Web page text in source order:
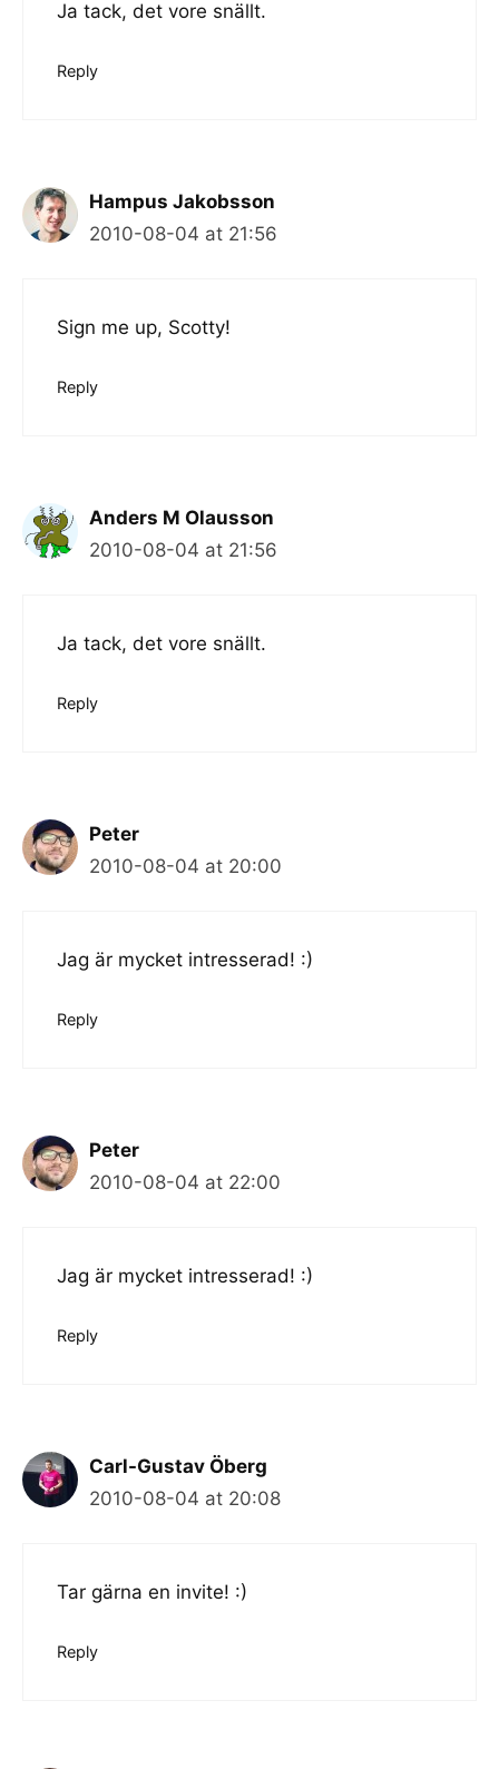
Ja tack, det vore snällt.
Reply
Hampus Jakobsson
2010-08-04 at 21:56
Sign me up, Scotty!
Reply
Anders M Olausson
2010-08-04 at 21:56
Ja tack, det vore snällt.
Reply
Peter
2010-08-04 at 20:00
Jag är mycket intresserad! :)
Reply
Peter
2010-08-04 at 22:00
Jag är mycket intresserad! :)
Reply
Carl-Gustav Öberg
2010-08-04 at 20:08
Tar gärna en invite! :)
Reply